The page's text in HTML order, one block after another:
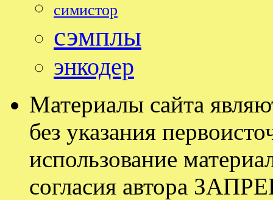
симистор
сэмплы
энкодер
Материалы сайта
без указания
использование
согласия автора